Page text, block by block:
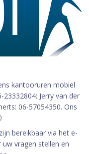
kantooruren mobiel
Jerry van der
06-57054350. Ons
bereikbaar via het e-
vragen stellen en